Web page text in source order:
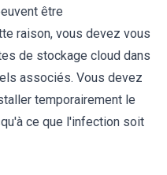
être
raison, vous devez vous
de stockage cloud dans
associés. Vous devez
temporairement le
ce que l'infection soit